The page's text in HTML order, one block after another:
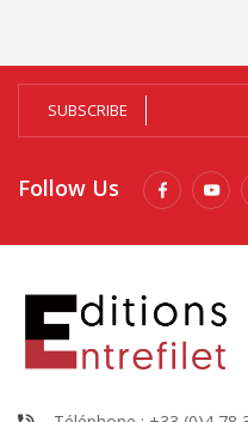
SUBSCRIBE
Follow Us